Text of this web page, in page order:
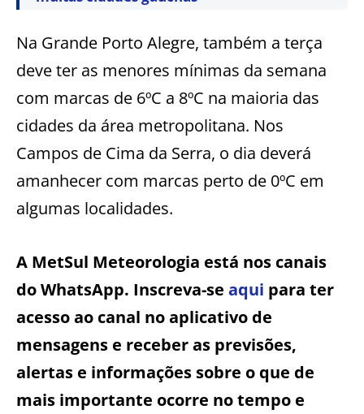
Na Grande Porto Alegre, também a terça
deve ter as menores mínimas da semana
com marcas de 6ºC a 8ºC na maioria das
cidades da área metropolitana. Nos
Campos de Cima da Serra, o dia deverá
amanhecer com marcas perto de 0ºC em
algumas localidades.
A MetSul Meteorologia está nos canais
do WhatsApp. Inscreva-se aqui para ter
acesso ao canal no aplicativo de
mensagens e receber as previsões,
alertas e informações sobre o que de
mais importante ocorre no tempo e